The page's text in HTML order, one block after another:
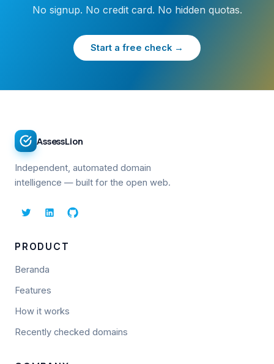
No signup. No credit card. No hidden quotas.
Start a free check →
AssessLion
Independent, automated domain
intelligence — built for the open web.
PRODUCT
Beranda
Features
How it works
Recently checked domains